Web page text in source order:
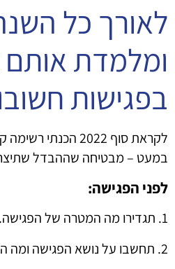
לאורך כל
ומלמדת אותם
בפגישות
לקראת סוף 2022 הכנתי רשימה קצרה שתוכלו להסתייע בה, ואם הצלחתם לשפר, לדייק
במעט – מבטיחה שההבדל
לפני הפגישה:
1. תגדירו מה המטרה של הפגישה. ואיך תדעו שהשגתם אותה.
2. תחשבו על נושא הפגישה ומה הדברים שחשוב לכם ללמד את מי שייפגש איתכם.